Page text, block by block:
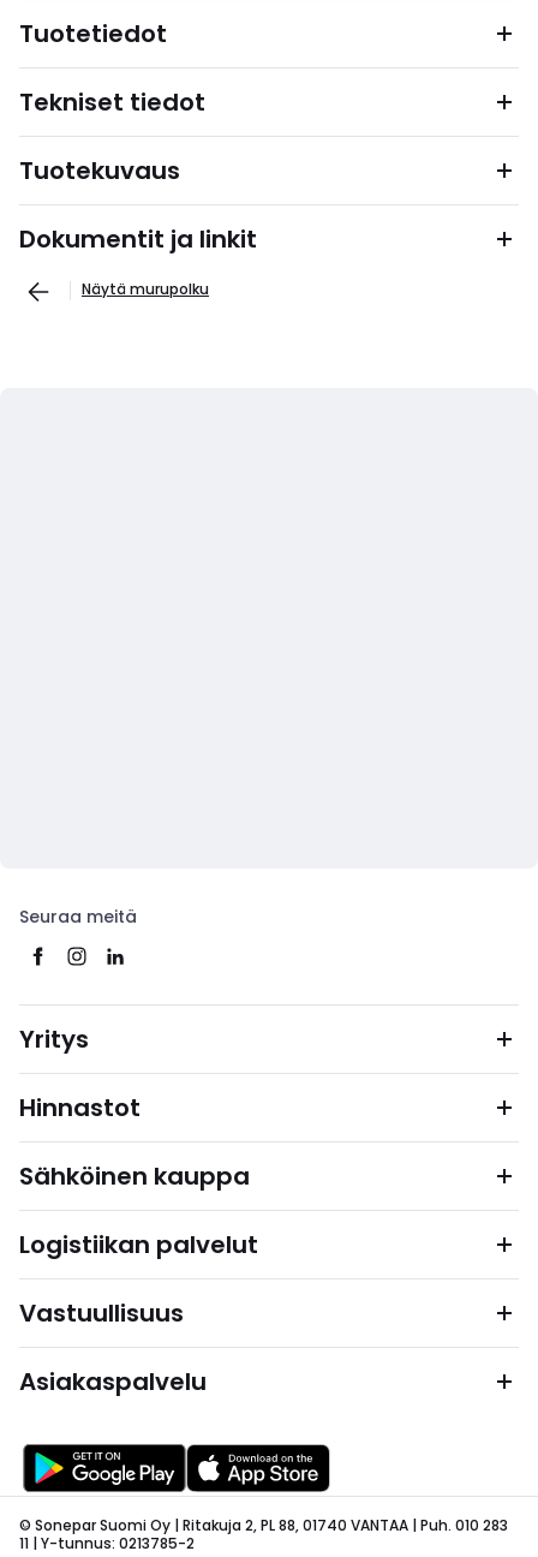
Tuotetiedot
Tekniset tiedot
Tuotekuvaus
Dokumentit ja linkit
Näytä murupolku
Seuraa meitä
Yritys
Hinnastot
Sähköinen kauppa
Logistiikan palvelut
Vastuullisuus
Asiakaspalvelu
© Sonepar Suomi Oy | Ritakuja 2, PL 88, 01740 VANTAA | Puh. 010 283
11 | Y-tunnus: 0213785-2